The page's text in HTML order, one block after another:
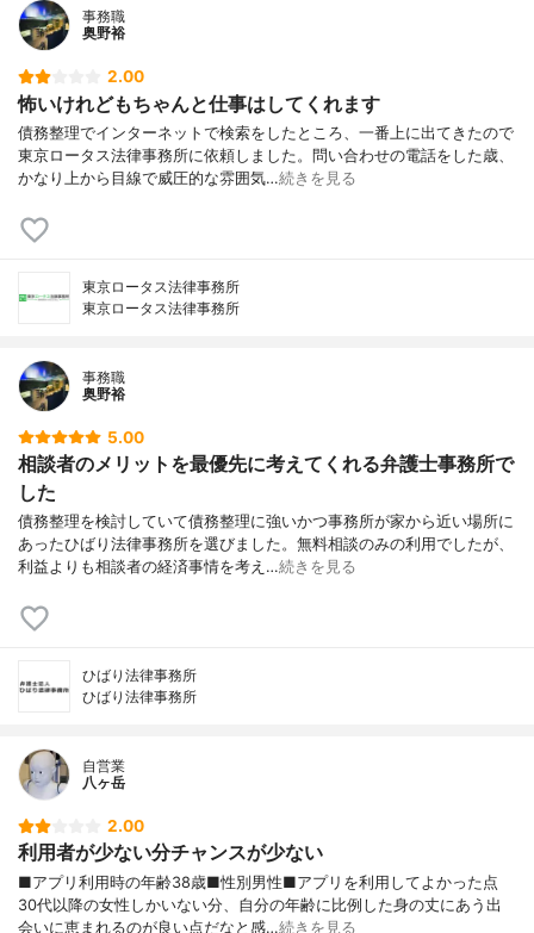
事務職
奥野裕
2.00
怖いけれどもちゃんと仕事はしてくれます
債務整理でインターネットで検索をしたところ、一番上に出てきたので
東京ロータス法律事務所に依頼しました。問い合わせの電話をした歳、
かなり上から目線で威圧的な雰囲気…続きを見る
東京ロータス法律事務所
東京ロータス法律事務所
事務職
奥野裕
5.00
相談者のメリットを最優先に考えてくれる弁護士事務所で
した
債務整理を検討していて債務整理に強いかつ事務所が家から近い場所に
あったひばり法律事務所を選びました。無料相談のみの利用でしたが、
利益よりも相談者の経済事情を考え…続きを見る
ひばり法律事務所
ひばり法律事務所
自営業
八ヶ岳
2.00
利用者が少ない分チャンスが少ない
■アプリ利用時の年齢38歳■性別男性■アプリを利用してよかった点
30代以降の女性しかいない分、自分の年齢に比例した身の丈にあう出
会いに恵まれるのが良い点だなと感…続きを見る